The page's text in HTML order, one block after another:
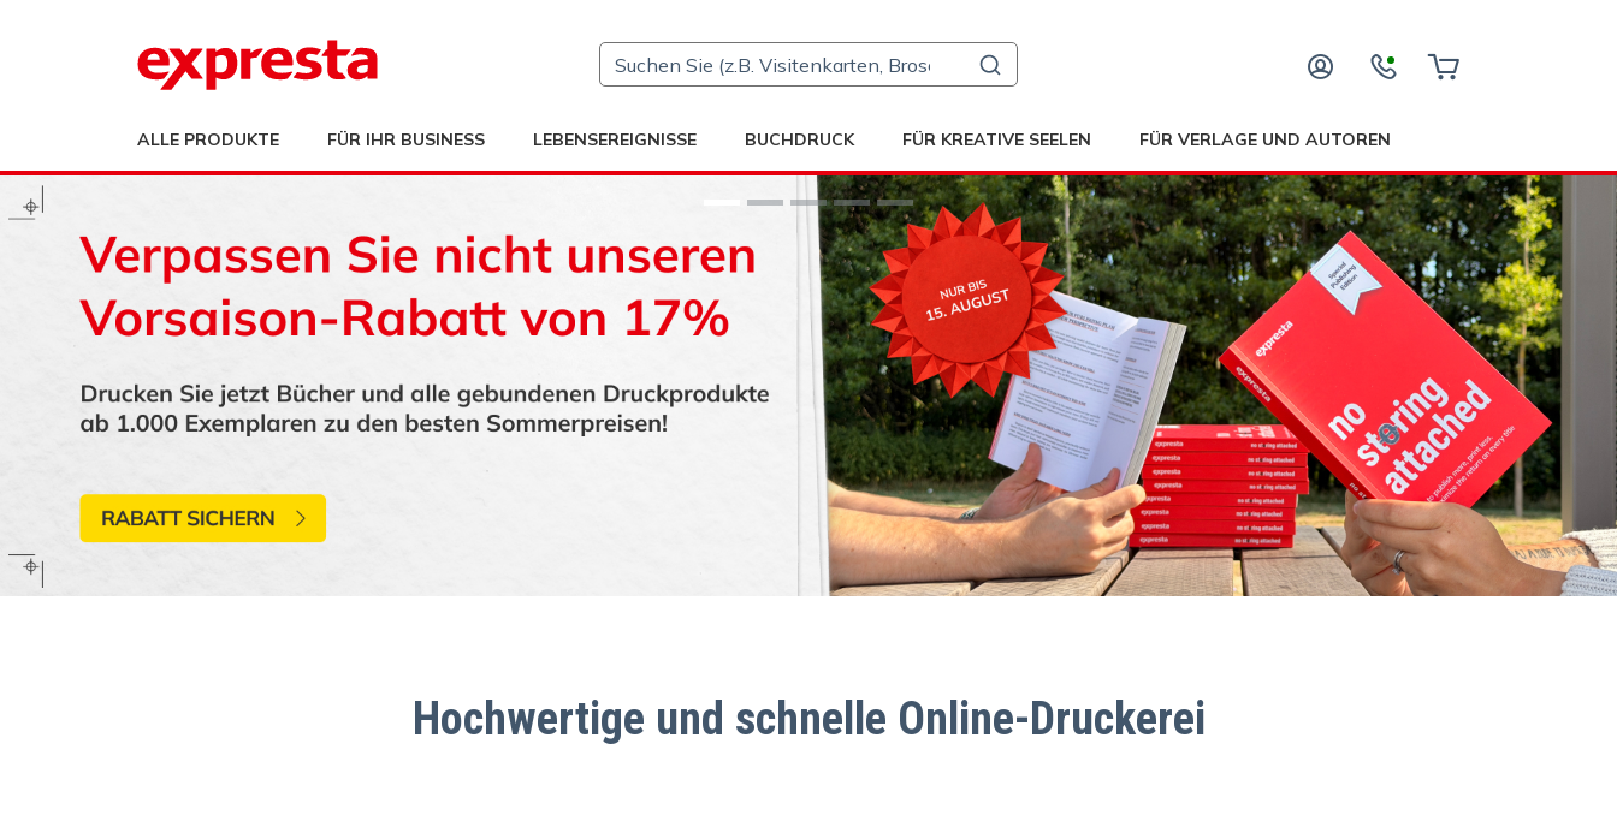
ALLE PRODUKTE FÜR IHR BUSINESS LEBENSEREIGNISSE BUCHDRUCK FÜR KREATIVE SEELEN FÜR VERLAGE UND AUTOREN
Hochwertige und schnelle Online-Druckerei